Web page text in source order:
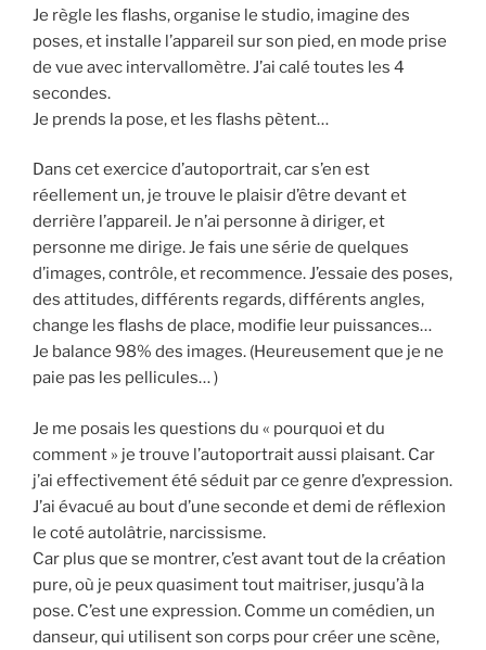
Je règle les flashs, organise le studio, imagine des
poses, et installe l’appareil sur son pied, en mode prise
de vue avec intervallomètre. J’ai calé toutes les 4
secondes.
Je prends la pose, et les flashs pètent…
Dans cet exercice d’autoportrait, car s’en est
réellement un, je trouve le plaisir d’être devant et
derrière l’appareil. Je n’ai personne à diriger, et
personne me dirige. Je fais une série de quelques
d’images, contrôle, et recommence. J’essaie des poses,
des attitudes, différents regards, différents angles,
change les flashs de place, modifie leur puissances…
Je balance 98% des images. (Heureusement que je ne
paie pas les pellicules… )
Je me posais les questions du « pourquoi et du
comment » je trouve l’autoportrait aussi plaisant. Car
j’ai effectivement été séduit par ce genre d’expression.
J’ai évacué au bout d’une seconde et demi de réflexion
le coté autolâtrie, narcissisme.
Car plus que se montrer, c’est avant tout de la création
pure, où je peux quasiment tout maitriser, jusqu’à la
pose. C’est une expression. Comme un comédien, un
danseur, qui utilisent son corps pour créer une scène,